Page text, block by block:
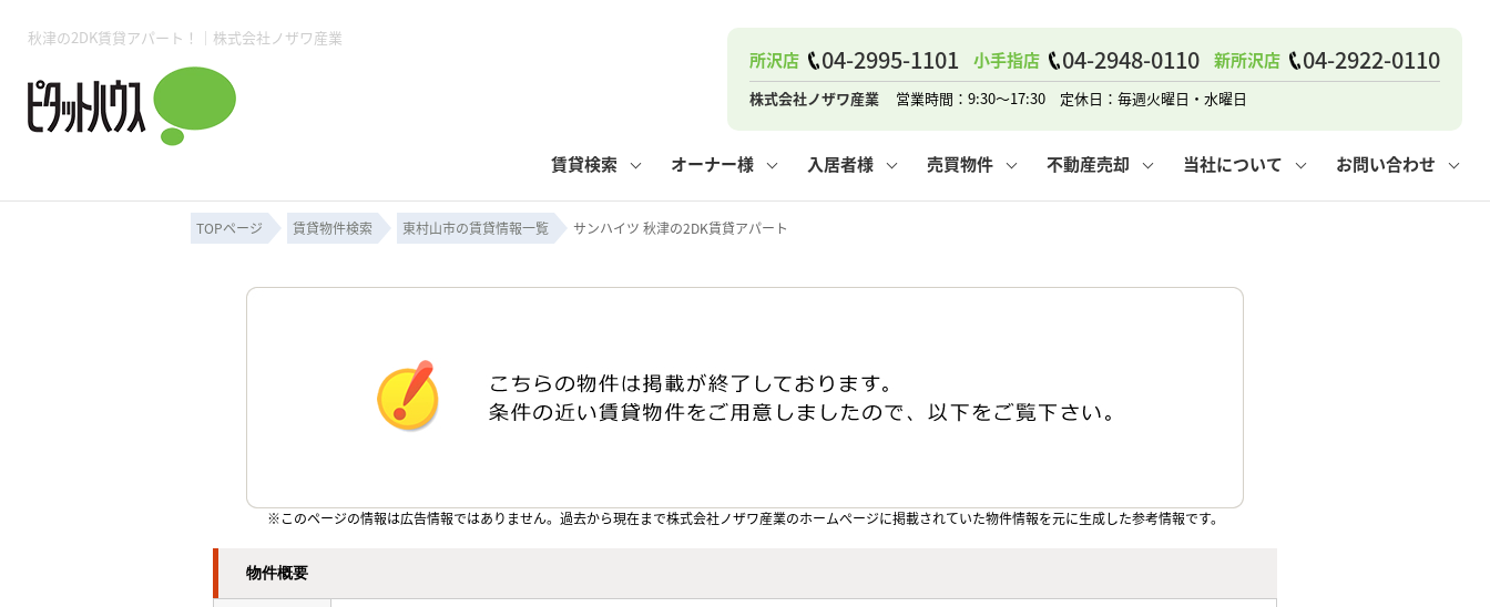
秋津の2DK賃貸アパート！｜株式会社ノザワ産業
所沢店 04-2995-1101 小手指店 04-2948-0110 新所沢店 04-2922-0110
株式会社ノザワ産業 営業時間：9:30～17:30 定休日：毎週火曜日・水曜日
賃貸検索 オーナー様 入居者様 売買物件 不動産売却
売却の流れ
当社について お問い合わせ
所沢賃貸TOP 閲覧履歴 保存した検索条件
月極駐車場 事業用物件 コンテナ
賃貸管理業務 管理のご依頼
入居者様用ページTOP 住まいのトラブルQ&A お住まいの解約手続き その他の問合せ
売買物件一覧 よくある質問 マンションVS戸建て 賃貸vs持ち家
無料売却査定 媒介契約の種類 売却時の諸費用 仲介と買取の違い
必要な書類
会社概要 スタッフブログ 個人情報保護方針
ピタットハウス所沢店 ピタットハウス小手指店
ご来店予約
TOPページ 賃貸物件検索 東村山市の賃貸情報一覧 サンハイツ 秋津の2DK賃貸アパート
※このページの情報は広告情報ではありません。過去から現在まで株式会社ノザワ産業のホームぺージに掲載されていた物件情報を元に生成した参考情報です。
物件概要